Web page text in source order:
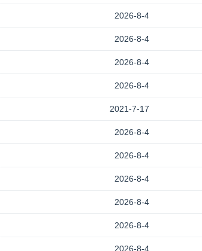
2026-8-4
2026-8-4
2026-8-4
2026-8-4
2021-7-17
2026-8-4
2026-8-4
2026-8-4
2026-8-4
2026-8-4
2026-8-4